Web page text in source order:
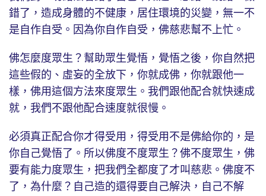
錯了，造成身體的不健康，居住環境的災變，無一不
是自作自受。因為你自作自受，佛慈悲幫不上忙。
佛怎麼度眾生？幫助眾生覺悟，覺悟之後，你自然把
這些假的、虛妄的全放下，你就成佛，你就跟他一
樣，佛用這個方法來度眾生。我們跟他配合就快速成
就，我們不跟他配合速度就很慢。
必須真正配合你才得受用，得受用不是佛給你的，是
你自己覺悟了。所以佛度不度眾生？佛不度眾生，佛
要有能力度眾生，把我們全都度了才叫慈悲。佛度不
了，為什麼？自己造的還得要自己解決，自己不解